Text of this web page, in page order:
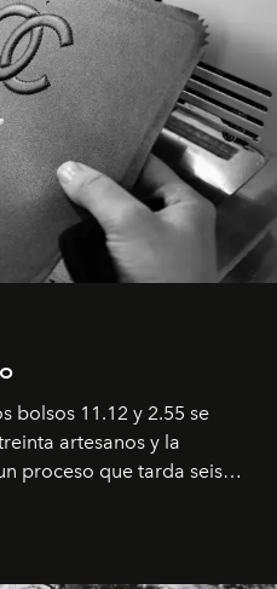
bolsos 11.12 y 2.55 se
artesanos y la
proceso que tarda seis
en práctica una técnica
la escuela de formación de